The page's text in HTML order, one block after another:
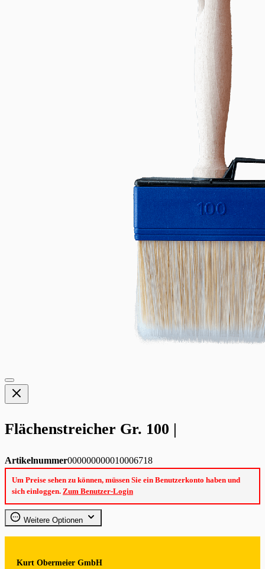
Flächenstreicher Gr. 100 |
Artikelnummer000000000010006718
Um Preise sehen zu können, müssen Sie ein Benutzerkonto haben und
sich einloggen. Zum Benutzer-Login
Weitere Optionen
Kurt Obermeier GmbH